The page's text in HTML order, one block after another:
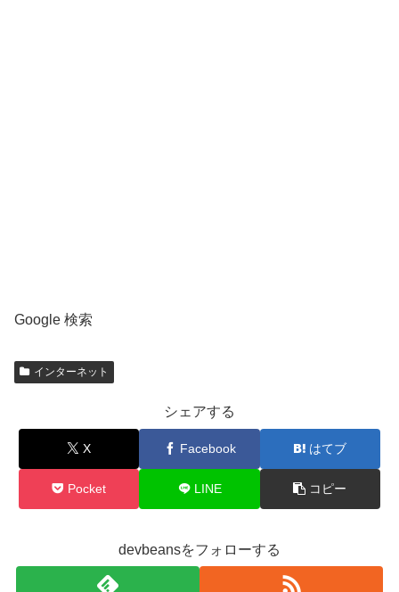
Google 検索
インターネット
シェアする
X Facebook はてブ
Pocket LINE コピー
devbeansをフォローする